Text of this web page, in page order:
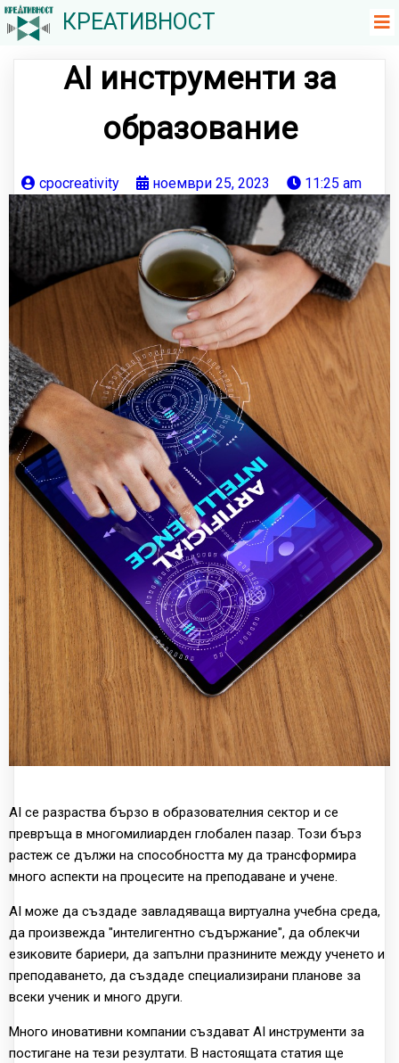
КРЕАТИВНОСТ
AI инструменти за
образование
cpocreativity ноември 25, 2023 11:25 am
AI се разраства бързо в образователния сектор и се
превръща в многомилиарден глобален пазар. Този бърз
растеж се дължи на способността му да трансформира
много аспекти на процесите на преподаване и учене.
AI може да създаде завладяваща виртуална учебна среда,
да произвежда "интелигентно съдържание", да облекчи
езиковите бариери, да запълни празнините между ученето и
преподаването, да създаде специализирани планове за
всеки ученик и много други.
Много иновативни компании създават AI инструменти за
постигане на тези резултати. В настоящата статия ще